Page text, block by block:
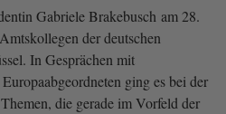
Gabriele Brakebusch am 28.
der deutschen
In Gesprächen mit
ging es bei der
die gerade im Vorfeld der